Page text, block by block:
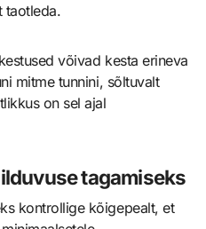
taotleda.
võivad kesta erineva
mitme tunnini, sõltuvalt
on sel ajal
tagamiseks
kontrollige kõigepealt, et